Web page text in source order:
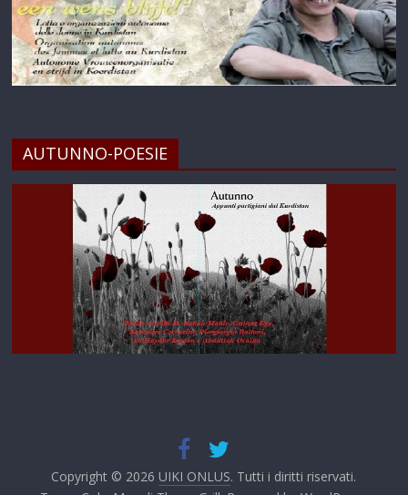
AUTUNNO-POESIE
Copyright © 2026 UIKI ONLUS. Tutti i diritti riservati.